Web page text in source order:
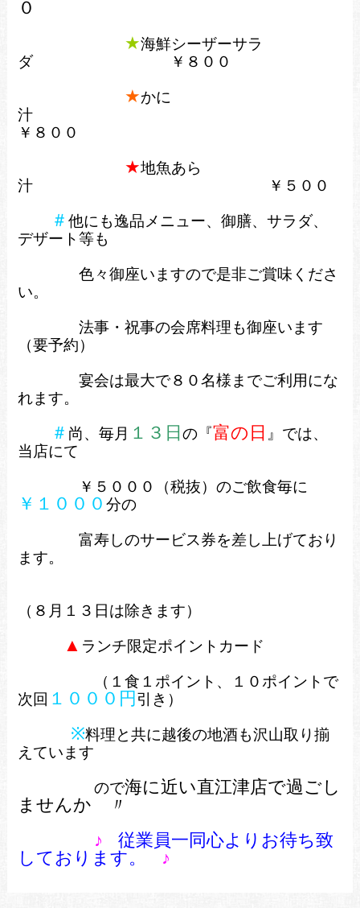
０
★海鮮シーザーサラ
ダ ￥８００
★かに
汁
￥８００
★地魚あら
汁
￥５００
＃ 他にも逸品メニュー、御膳、サラダ、
デザート等も
色々御座いますので是非ご賞味くださ
い。
法事・祝事の会席料理も御座います
（要予約）
宴会は最大で８０名様までご利用にな
れます。
＃ 尚、毎月 １３日の『富の日 』では、
当店にて
￥５０００（税抜）のご飲食毎に
￥１０００ 分の
富寿しのサービス券を差し上げており
ます。
（８月１３日は除きます）
▲ ランチ限定ポイントカード
（１食１ポイント、１０ポイントで
次回 １０００円 引き）
※料理と共に越後の地酒も沢山取り揃
えています
ので海に近い直江津店で過ごし
ませんか 〃
♪
従業員一同心よりお待ち致
しております。
♪